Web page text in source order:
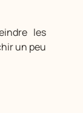
les
un peu